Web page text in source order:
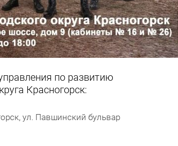
по развитию
Красногорск:
ул. Павшинский бульвар